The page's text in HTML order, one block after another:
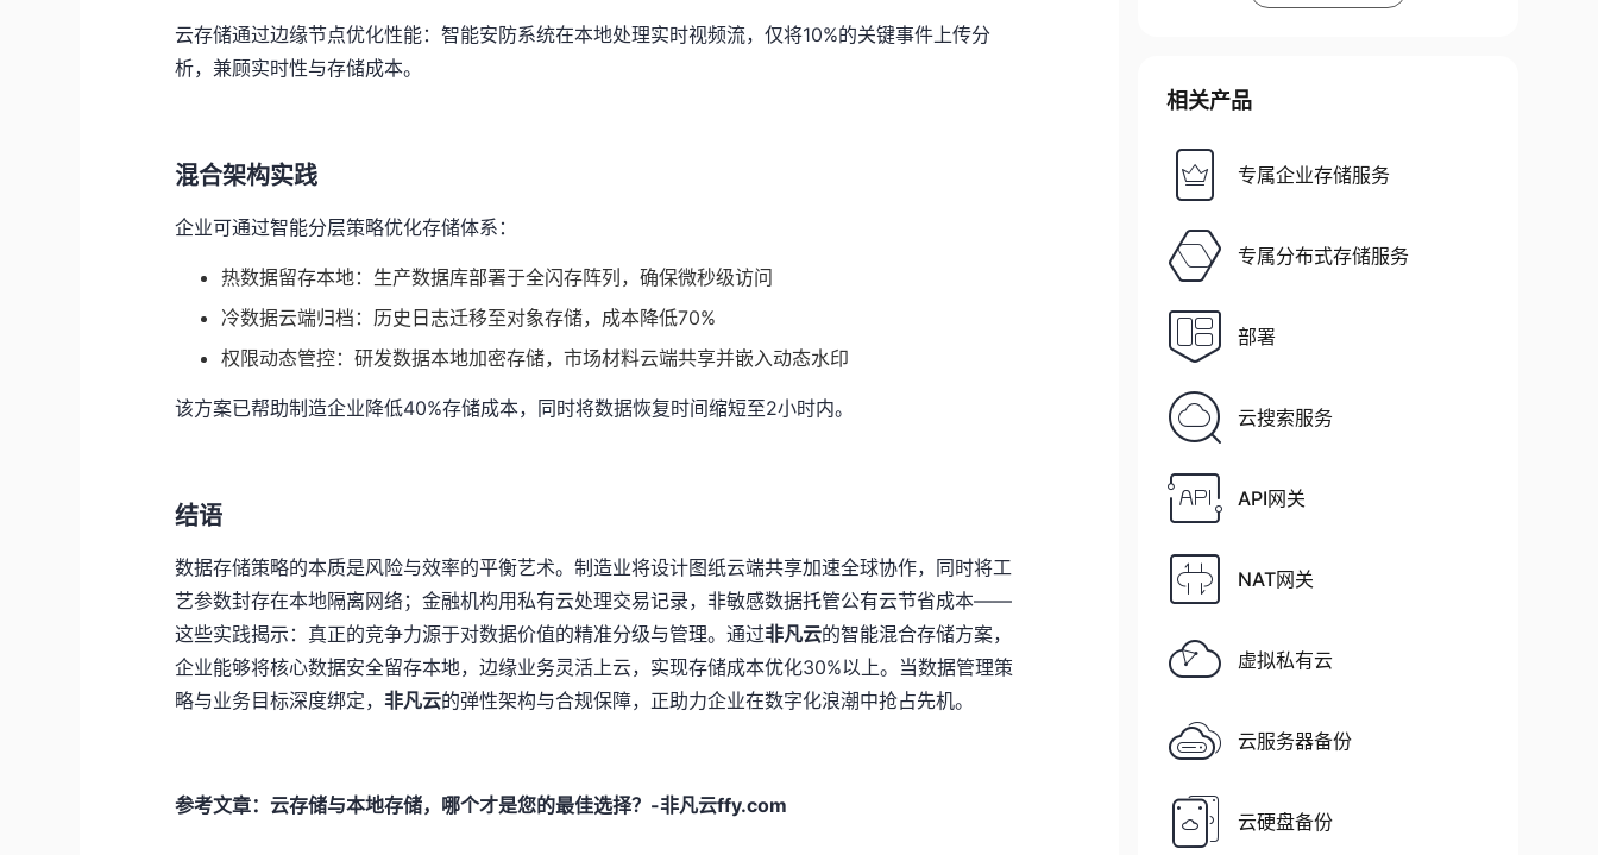
云存储通过边缘节点优化性能：智能安防系统在本地处理实时视频流，仅将10%的关键事件上传分
析，兼顾实时性与存储成本。
混合架构实践
企业可通过智能分层策略优化存储体系：
热数据留存本地：生产数据库部署于全闪存阵列，确保微秒级访问
冷数据云端归档：历史日志迁移至对象存储，成本降低70%
权限动态管控：研发数据本地加密存储，市场材料云端共享并嵌入动态水印
该方案已帮助制造企业降低40%存储成本，同时将数据恢复时间缩短至2小时内。
结语
数据存储策略的本质是风险与效率的平衡艺术。制造业将设计图纸云端共享加速全球协作，同时将工
艺参数封存在本地隔离网络；金融机构用私有云处理交易记录，非敏感数据托管公有云节省成本——
这些实践揭示：真正的竞争力源于对数据价值的精准分级与管理。通过非凡云的智能混合存储方案，
企业能够将核心数据安全留存本地，边缘业务灵活上云，实现存储成本优化30%以上。当数据管理策
略与业务目标深度绑定， 非凡云的弹性架构与合规保障，正助力企业在数字化浪潮中抢占先机。
参考文章：云存储与本地存储，哪个才是您的最佳选择？-非凡云ffy.com
相关产品
专属企业存储服务
专属分布式存储服务
部署
云搜索服务
API网关
NAT网关
虚拟私有云
云服务器备份
云硬盘备份